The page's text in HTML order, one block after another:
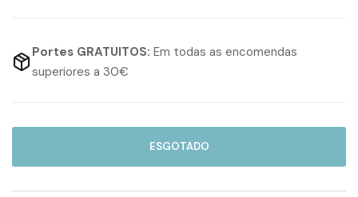
Portes GRATUITOS: Em todas as encomendas
superiores a 30€
ESGOTADO